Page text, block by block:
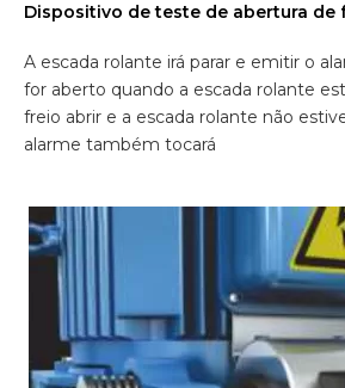
Dispositivo de teste de abertura de
A escada rolante irá parar e emitir o
for aberto quando a escada rolante
freio abrir e a escada rolante não
alarme também tocará